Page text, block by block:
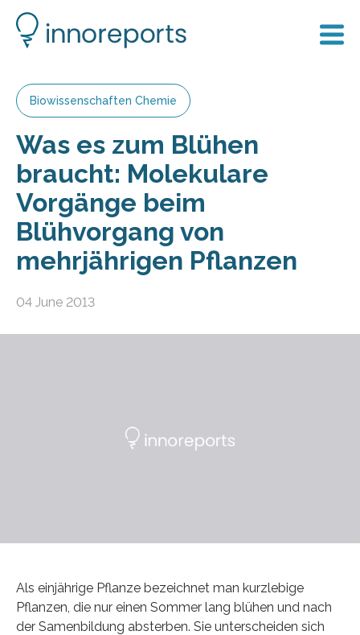
Biowissenschaften Chemie
Was es zum Blühen
braucht: Molekulare
Vorgänge beim
Blühvorgang von
mehrjährigen Pflanzen
04 June 2013
Als einjährige Pflanze bezeichnet man kurzlebige
Pflanzen, die nur einen Sommer lang blühen und nach
der Samenbildung absterben. Sie unterscheiden sich